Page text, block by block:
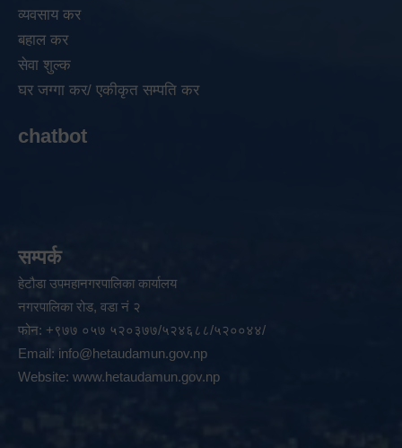
व्यवसाय कर
बहाल कर
सेवा शुल्क
घर जग्गा कर/ एकीकृत सम्पति कर
chatbot
सम्पर्क
हेटौडा उपमहानगरपालिका कार्यालय
नगरपालिका रोड, वडा नं २
फोन: +९७७ ०५७ ५२०३७७/५२४६८८/५२००४४/
Email: info@hetaudamun.gov.np
Website: www.hetaudamun.gov.np